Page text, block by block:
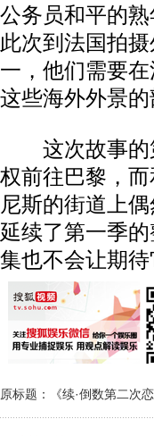
公务员和平的
此次到法国拍
一，他们需要
这些海外外景
这次故事的
权前往巴黎，
尼斯的街道上
延续了第一季
集也不会让期待
原标题：《续·倒数第二次